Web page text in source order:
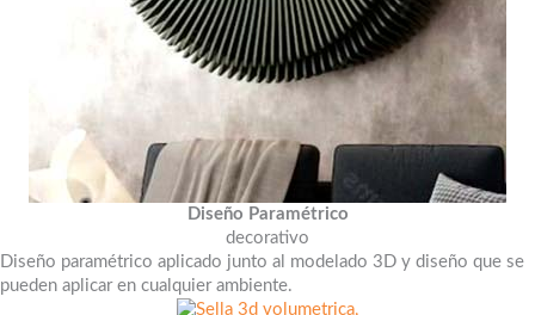
Diseño Paramétrico
decorativo
Diseño paramétrico aplicado junto al modelado 3D y diseño que se
pueden aplicar en cualquier ambiente.